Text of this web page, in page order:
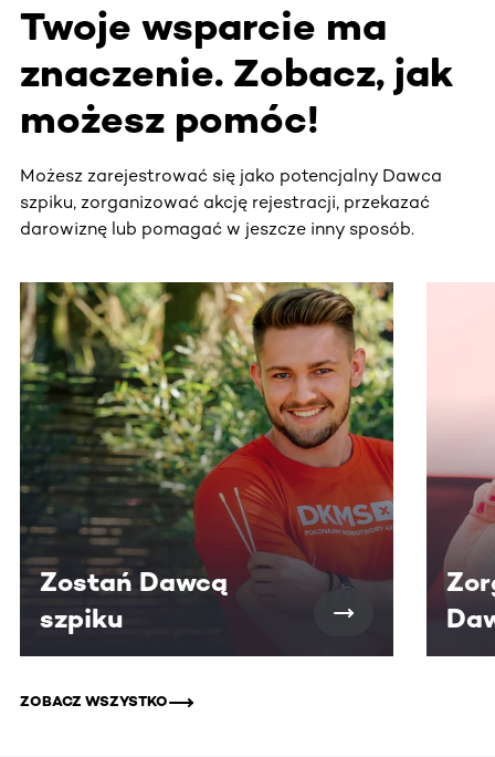
Twoje wsparcie ma
znaczenie. Zobacz, jak
możesz pomóc!
Możesz zarejestrować się jako potencjalny Dawca
szpiku, zorganizować akcję rejestracji, przekazać
darowiznę lub pomagać w jeszcze inny sposób.
Ta sekcja zawiera treści przewijane w poziomie. Użyj
Zostań Dawcą
szpiku
ZOBACZ WSZYSTKO